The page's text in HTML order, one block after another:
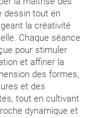
dessin tout en
la créativité
Chaque séance
pour stimuler
et affiner la
des formes,
et des
tout en cultivant
dynamique et